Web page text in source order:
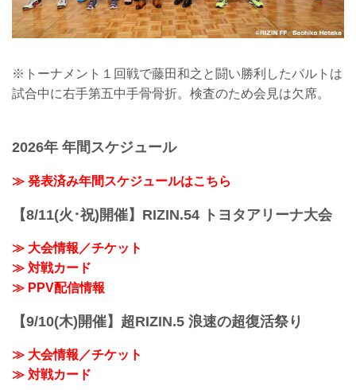
※トーナメント１回戦で藤田和之と闘い勝利したバルトは
試合中に右手第五中手骨骨折。検査のため会見は欠席。
2026年 年間スケジュール
≫ 発表済み年間スケジュールはこちら
【8/11(火･祝)開催】RIZIN.54 トヨタアリーナ大会
≫ 大会情報／チケット
≫ 対戦カード
≫ PPV配信情報
【9/10(木)開催】超RIZIN.5 浪速の超復活祭り
≫ 大会情報／チケット
≫ 対戦カード